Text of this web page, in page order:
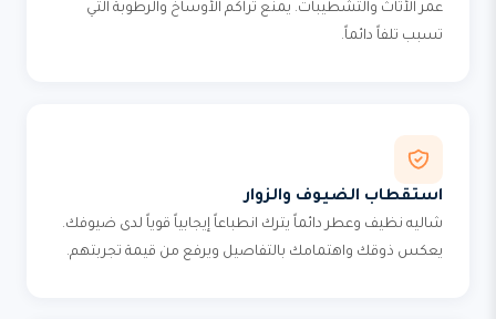
عمر الأثاث والتشطيبات. يمنع تراكم الأوساخ والرطوبة التي
تسبب تلفاً دائماً.
استقطاب الضيوف والزوار
شاليه نظيف وعطر دائماً يترك انطباعاً إيجابياً قوياً لدى ضيوفك.
يعكس ذوقك واهتمامك بالتفاصيل ويرفع من قيمة تجربتهم.